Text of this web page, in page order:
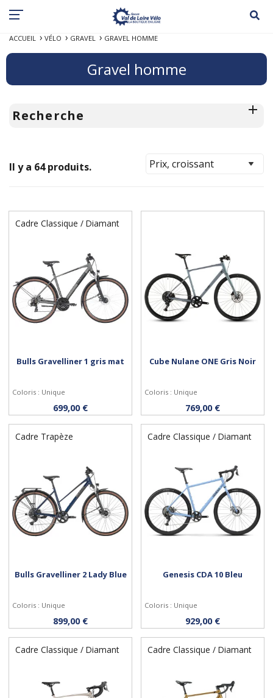
ACCUEIL VÉLO GRAVEL GRAVEL HOMME
Gravel homme
Recherche
Il y a 64 produits.
Cadre Classique / Diamant
Personnaliser
Bulls Gravelliner 1 gris mat
Coloris : Unique
699,00 € Personnaliser
Cube Nulane ONE Gris Noir
Coloris : Unique
769,00 €
Cadre Trapèze
Personnaliser
Bulls Gravelliner 2 Lady Blue
Coloris : Unique
899,00 €
Cadre Classique / Diamant
Personnaliser
Genesis CDA 10 Bleu
Coloris : Unique
929,00 €
Cadre Classique / Diamant Cadre Classique / Diamant